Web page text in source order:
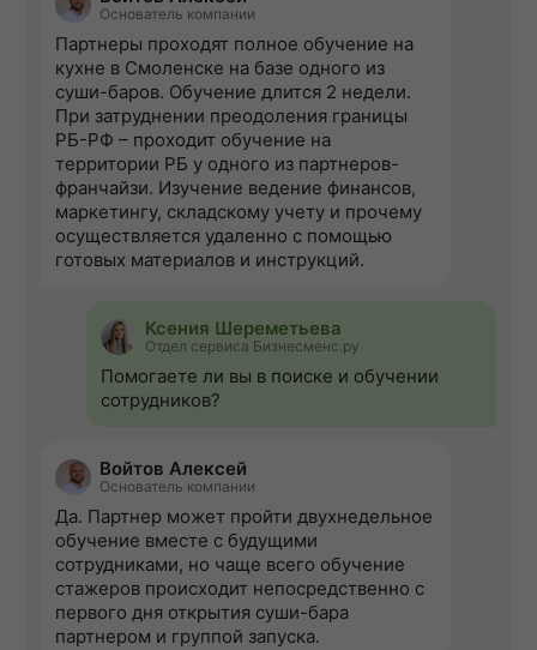
Основатель компании
Партнеры проходят полное обучение на
кухне в Смоленске на базе одного из
суши-баров. Обучение длится 2 недели.
При затруднении преодоления границы
РБ-РФ – проходит обучение на
территории РБ у одного из партнеров-
франчайзи. Изучение ведение финансов,
маркетингу, складскому учету и прочему
осуществляется удаленно с помощью
готовых материалов и инструкций.
Ксения Шереметьева
Отдел сервиса Бизнесменс.ру
Помогаете ли вы в поиске и обучении
сотрудников?
Войтов Алексей
Основатель компании
Да. Партнер может пройти двухнедельное
обучение вместе с будущими
сотрудниками, но чаще всего обучение
стажеров происходит непосредственно с
первого дня открытия суши-бара
партнером и группой запуска.